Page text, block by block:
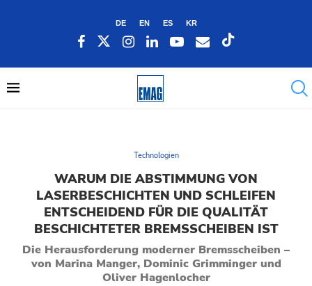
DE EN ES KR
Technologien
WARUM DIE ABSTIMMUNG VON
LASERBESCHICHTEN UND SCHLEIFEN
ENTSCHEIDEND FÜR DIE QUALITÄT
BESCHICHTETER BREMSSCHEIBEN IST
Die Herausforderung moderner Bremsscheiben –
von Marina Manger, Dominic Grimminger und
Oliver Hagenlocher